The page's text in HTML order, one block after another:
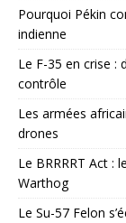
Pourquoi Pékin
indienne
Le F-35 en crise :
contrôle
Les armées
drones
Le BRRRRT Act :
Warthog
Le Su-57 Felon